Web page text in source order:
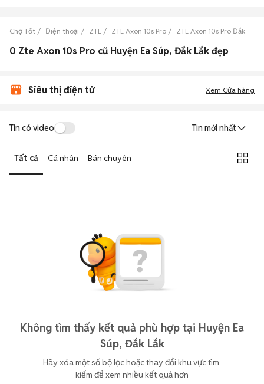
Chợ Tốt Điện thoại ZTE ZTE Axon 10s Pro ZTE Axon 10s Pro Đắk Lắk
0 Zte Axon 10s Pro cũ Huyện Ea Súp, Đắk Lắk đẹp
Siêu thị điện tử Xem Cửa hàng
Tin có video Tin mới nhất
Tất cả Cá nhân Bán chuyên
Không tìm thấy kết quả phù hợp tại Huyện Ea
Súp, Đắk Lắk
Hãy xóa một số bộ lọc hoặc thay đổi khu vực tìm
kiếm để xem nhiều kết quả hơn